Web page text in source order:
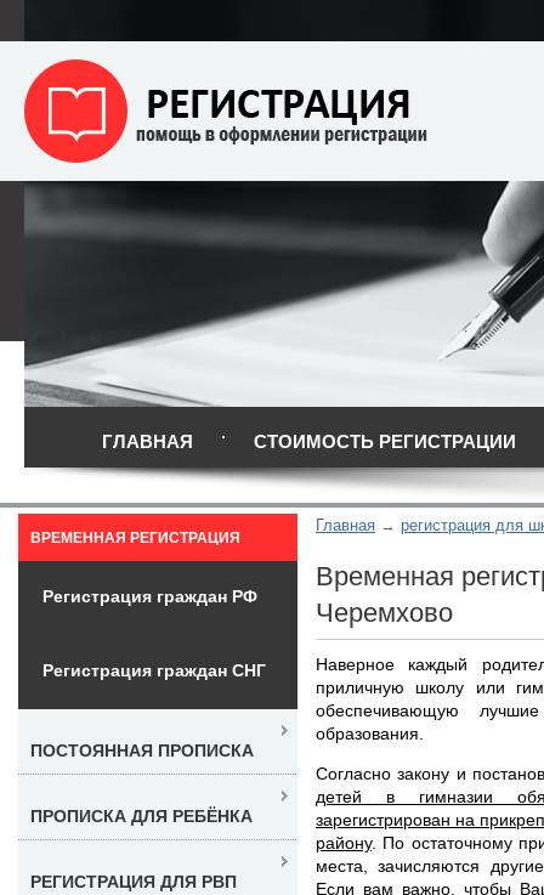
ГЛАВНАЯ СТОИМОСТЬ РЕГИСТРАЦИИ
Главная регистрация для
Временная
Черемхово
Наверное каждый
приличную школу или
обеспечивающую
образования.
Согласно закону и
детей в гимназии
зарегистрирован на
району. По остаточному
места, зачисляются
Если вам важно, чтобы
ВРЕМЕННАЯ РЕГИСТРАЦИЯ
Регистрация граждан РФ
Регистрация граждан СНГ
ПОСТОЯННАЯ ПРОПИСКА
ПРОПИСКА ДЛЯ РЕБЁНКА
РЕГИСТРАЦИЯ ДЛЯ РВП